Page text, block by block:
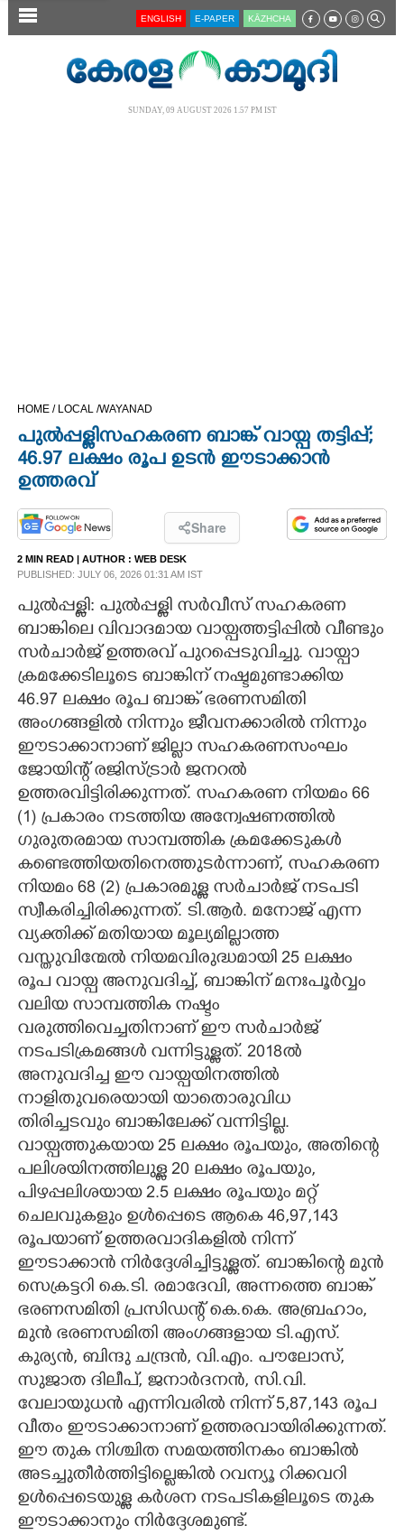
SECTIONS
OPINION
PHOTOS
LIFESTYLE
SPIRITUAL
INFO+
ASTRO
CARTOONS
LITERATURE
ZOOM
CONTACT US
ENGLISH E-PAPER KĀZHCHA
SUNDAY, 09 AUGUST 2026 1.57 PM IST
HOME / LOCAL /WAYANAD
പുൽപ്പള്ളി സഹകരണ ബാങ്ക് വായ്പ തട്ടിപ്പ്;
46.97 ലക്ഷം രൂപ ഉടൻ ഈടാക്കാൻ
ഉത്തരവ്
Share
2 MIN READ | AUTHOR : WEB DESK
PUBLISHED: JULY 06, 2026 01:31 AM IST
പുൽപ്പള്ളി: പുൽപ്പള്ളി സർവീസ് സഹകരണ
ബാങ്കിലെ വിവാദമായ വായ്പത്തട്ടിപ്പിൽ വീണ്ടും
സർചാർജ് ഉത്തരവ് പുറപ്പെടുവിച്ചു. വായ്പാ
ക്രമക്കേടിലൂടെ ബാങ്കിന് നഷ്ടമുണ്ടാക്കിയ
46.97 ലക്ഷം രൂപ ബാങ്ക് ഭരണസമിതി
അംഗങ്ങളിൽ നിന്നും ജീവനക്കാരിൽ നിന്നും
ഈടാക്കാനാണ് ജില്ലാ സഹകരണസംഘം
ജോയിന്റ് രജിസ്ട്രാർ ജനറൽ
ഉത്തരവിട്ടിരിക്കുന്നത്. സഹകരണ നിയമം 66
(1) പ്രകാരം നടത്തിയ അന്വേഷണത്തിൽ
ഗുരുതരമായ സാമ്പത്തിക ക്രമക്കേടുകൾ
കണ്ടെത്തിയതിനെത്തുടർന്നാണ്, സഹകരണ
നിയമം 68 (2) പ്രകാരമുള്ള സർചാർജ് നടപടി
സ്വീകരിച്ചിരിക്കുന്നത്. ടി.ആർ. മനോജ് എന്ന
വ്യക്തിക്ക് മതിയായ മൂല്യമില്ലാത്ത
വസ്തുവിന്മേൽ നിയമവിരുദ്ധമായി 25 ലക്ഷം
രൂപ വായ്പ അനുവദിച്ച്, ബാങ്കിന് മനഃപൂർവ്വം
വലിയ സാമ്പത്തിക നഷ്ടം
വരുത്തിവെച്ചതിനാണ് ഈ സർചാർജ്
നടപടിക്രമങ്ങൾ വന്നിട്ടുള്ളത്. 2018ൽ
അനുവദിച്ച ഈ വായ്പയിനത്തിൽ
നാളിതുവരെയായി യാതൊരുവിധ
തിരിച്ചടവും ബാങ്കിലേക്ക് വന്നിട്ടില്ല.
വായ്പത്തുകയായ 25 ലക്ഷം രൂപയും, അതിന്റെ
പലിശയിനത്തിലുള്ള 20 ലക്ഷം രൂപയും,
പിഴപ്പലിശയായ 2.5 ലക്ഷം രൂപയും മറ്റ്
ചെലവുകളും ഉൾപ്പെടെ ആകെ 46,97,143
രൂപയാണ് ഉത്തരവാദികളിൽ നിന്ന്
ഈടാക്കാൻ നിർദ്ദേശിച്ചിട്ടുള്ളത്. ബാങ്കിന്റെ മുൻ
സെക്രട്ടറി കെ.ടി. രമാദേവി, അന്നത്തെ ബാങ്ക്
ഭരണസമിതി പ്രസിഡന്റ് കെ.കെ. അബ്രഹാം,
മുൻ ഭരണസമിതി അംഗങ്ങളായ ടി.എസ്.
കുര്യൻ, ബിന്ദു ചന്ദ്രൻ, വി.എം. പൗലോസ്,
സുജാത ദിലീപ്, ജനാർദനൻ, സി.വി.
വേലായുധൻ എന്നിവരിൽ നിന്ന് 5,87,143 രൂപ
വീതം ഈടാക്കാനാണ് ഉത്തരവായിരിക്കുന്നത്.
ഈ തുക നിശ്ചിത സമയത്തിനകം ബാങ്കിൽ
അടച്ചുതീർത്തിട്ടില്ലെങ്കിൽ റവന്യൂ റിക്കവറി
ഉൾപ്പെടെയുള്ള കർശന നടപടികളിലൂടെ തുക
ഈടാക്കാനും നിർദ്ദേശമുണ്ട്.